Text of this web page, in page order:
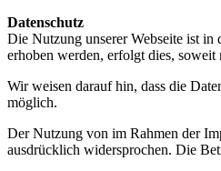
Datenschutz
Die Nutzung unserer Webseite ist in
erhoben werden, erfolgt dies,
Wir weisen darauf hin, dass die
möglich.
Der Nutzung von im Rahmen der
ausdrücklich widersprochen. Die